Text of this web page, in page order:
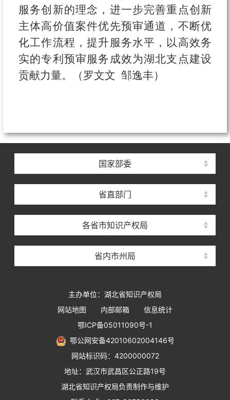
服务创新的理念，进一步完善重点创新
主体高价值案件优先预审通道，不断优
化工作流程，提升服务水平，以高效务
实的专利预审服务成效为湖北支点建设
贡献力量。（罗文文 邹逸丰）
国家部委
省直部门
各省市知识产权局
省内市州局
主办单位：湖北省知识产权局
网站地图
内部邮箱
信息统计
鄂ICP备05011090号-1
鄂公网安备42010602004146号
网站标识码：4200000072
地址：武汉市武昌区公正路19号
湖北省知识产权局负责制作与维护